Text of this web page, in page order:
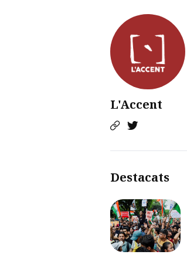
L'Accent
Destacats